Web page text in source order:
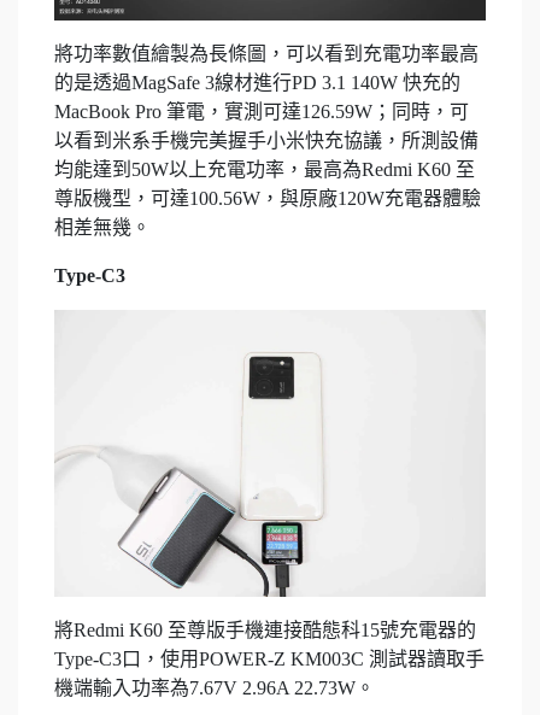
將功率數值繪製為長條圖，可以看到充電功率最高
的是透過MagSafe 3線材進行PD 3.1 140W 快充的
MacBook Pro 筆電，實測可達126.59W；同時，可
以看到米系手機完美握手小米快充協議，所測設備
均能達到50W以上充電功率，最高為Redmi K60 至
尊版機型，可達100.56W，與原廠120W充電器體驗
相差無幾。
Type-C3
將Redmi K60 至尊版手機連接酷態科15號充電器的
Type-C3口，使用POWER-Z KM003C 測試器讀取手
機端輸入功率為7.67V 2.96A 22.73W。